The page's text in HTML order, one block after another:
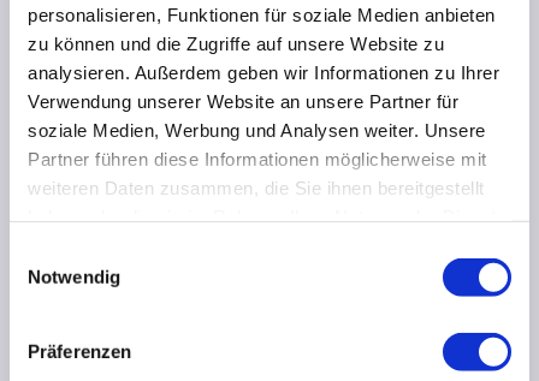
personalisieren, Funktionen für soziale Medien anbieten
zu können und die Zugriffe auf unsere Website zu
analysieren. Außerdem geben wir Informationen zu Ihrer
Verwendung unserer Website an unsere Partner für
soziale Medien, Werbung und Analysen weiter. Unsere
Partner führen diese Informationen möglicherweise mit
weiteren Daten zusammen, die Sie ihnen bereitgestellt
Cookies, wenn Sie unsere Webseite weiterhin nutzen.
Notwendig
Präferenzen